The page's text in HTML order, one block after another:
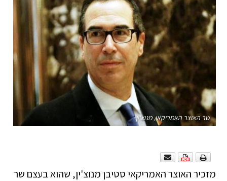
שר האוצר האמריקאי, מנוצ'ין
מזכיר האוצר האמריקאי סטיבן מנוצ'ין, שהוא בעצם שר